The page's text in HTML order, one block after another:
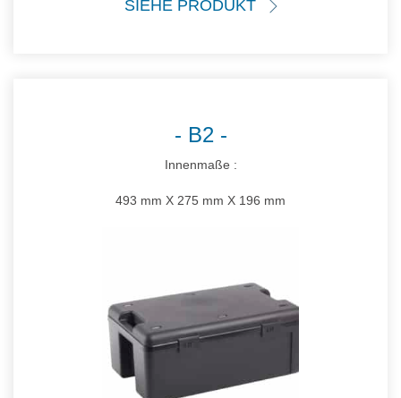
SIEHE PRODUKT
B2
Innenmaße :
493 mm X 275 mm X 196 mm